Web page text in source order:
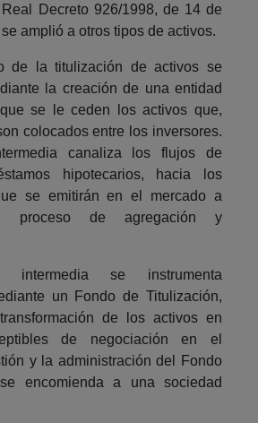
Decreto 926/1998, de 14 de
amplió a otros tipos de activos.
de la titulización de activos se
la creación de una entidad
se le ceden los activos que,
colocados entre los inversores.
canaliza los flujos de
hipotecarios, hacia los
se emitirán en el mercado a
proceso de agregación y
intermedia se instrumenta
un Fondo de Titulización,
de los activos en
de negociación en el
y la administración del Fondo
encomienda a una sociedad